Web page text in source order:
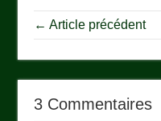
← Article précédent
3 Commentaires